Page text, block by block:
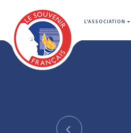
L'ASSOCIATION